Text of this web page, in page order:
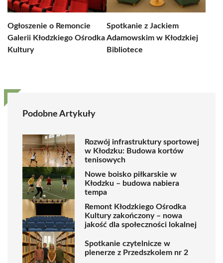
Ogłoszenie o Remoncie
Galerii Kłodzkiego Ośrodka
Kultury
Spotkanie z Jackiem
Adamowskim w Kłodzkiej
Bibliotece
Podobne Artykuły
Rozwój infrastruktury sportowej
w Kłodzku: Budowa kortów
tenisowych
Nowe boisko piłkarskie w
Kłodzku – budowa nabiera
tempa
Remont Kłodzkiego Ośrodka
Kultury zakończony – nowa
jakość dla społeczności lokalnej
Spotkanie czytelnicze w
plenerze z Przedszkolem nr 2